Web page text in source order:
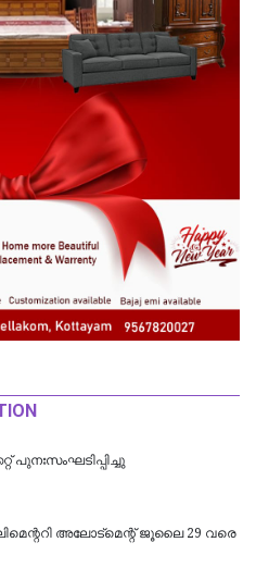
പുനഃസംഘടിപ്പിച്ചു
അലോട്മെന്റ് ജൂലൈ 29 വരെ